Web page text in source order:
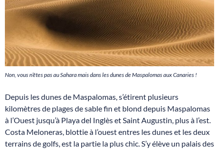
Non, vous n’êtes pas au Sahara mais dans les dunes de Maspalomas aux Canaries !
Depuis les dunes de Maspalomas, s’étirent plusieurs
kilomètres de plages de sable fin et blond depuis Maspalomas
à l’Ouest jusqu’à Playa del Inglès et Saint Augustin, plus à l’est.
Costa Meloneras, blottie à l’ouest entres les dunes et les deux
terrains de golfs, est la partie la plus chic. S’y élève un palais des